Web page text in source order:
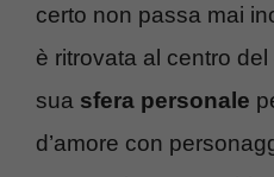
certo non passa mai
è ritrovata al centro
sua sfera personale
d’amore con